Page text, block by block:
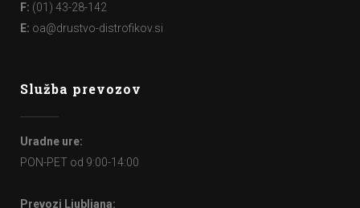
F: (01) 43-28-142
E: oa@drustvo-distrofikov.si
Služba prevozov
Uradne ure:
PON-PET od 9:00-14:00
Prevozi Ljubljana: